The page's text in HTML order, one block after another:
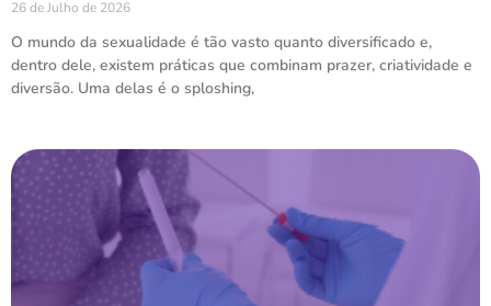
26 de Julho de 2026
O mundo da sexualidade é tão vasto quanto diversificado e,
dentro dele, existem práticas que combinam prazer, criatividade e
diversão. Uma delas é o sploshing,